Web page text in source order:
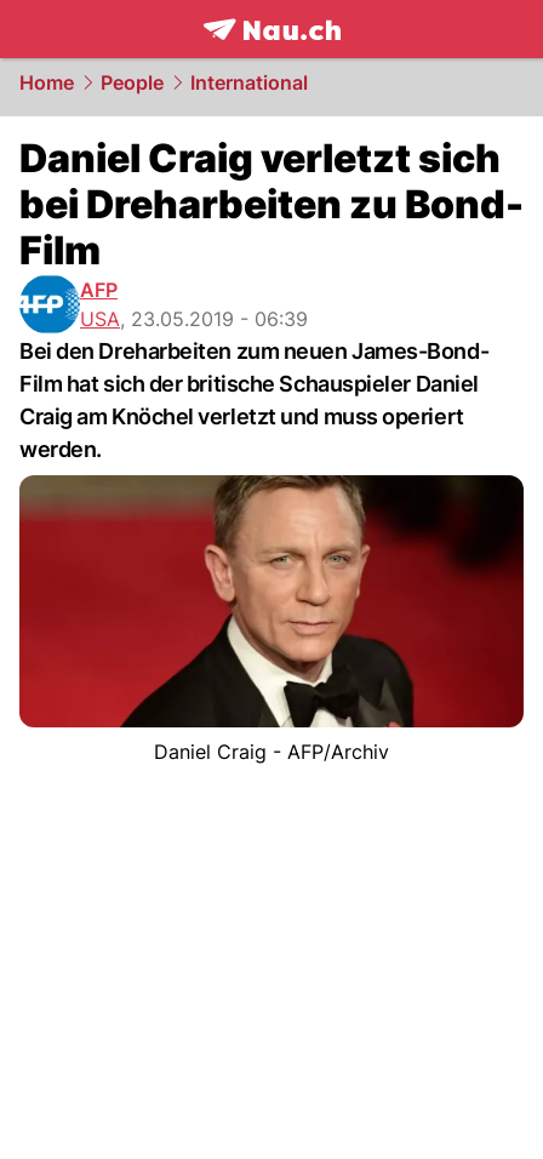
frontpage.NAU.ch
Home People International
Daniel Craig verletzt sich
bei Dreharbeiten zu Bond-
Film
AFP
USA, 23.05.2019 - 06:39
Bei den Dreharbeiten zum neuen James-Bond-
Film hat sich der britische Schauspieler Daniel
Craig am Knöchel verletzt und muss operiert
werden.
Daniel Craig - AFP/Archiv